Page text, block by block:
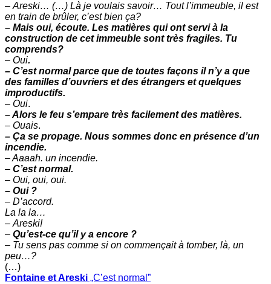
– Areski… (…) Là je voulais savoir… Tout l’immeuble, il est
en train de brûler, c’est bien ça?
– Mais oui, écoute. Les matières qui ont servi à la
construction de cet immeuble sont très fragiles. Tu
comprends?
– Oui.
– C’est normal parce que de toutes façons il n’y a que
des familles d’ouvriers et des étrangers et quelques
improductifs.
– Oui.
– Alors le feu s’empare très facilement des matières.
– Ouais.
– Ça se propage. Nous sommes donc en présence d’un
incendie.
– Aaaah. un incendie.
– C’est normal.
– Oui, oui, oui.
– Oui ?
– D’accord.
La la la…
– Areski!
– Qu’est-ce qu’il y a encore ?
– Tu sens pas comme si on commençait à tomber, là, un
peu…?
(…)
Fontaine et Areski „C’est normal”